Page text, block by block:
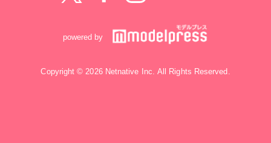
Facebook
powered by
Copyright © 2026 Netnative Inc. All Rights Reserved.